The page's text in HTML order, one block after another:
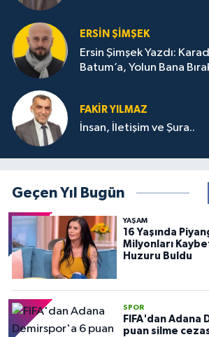
ERSIN ŞIMŞEK
Ersin Şimşek Yazdı:
Batum’a, Yolun Bana
FAKIR YILMAZ
İnsan, İletişim ve Şura..
Geçen Yıl Bugün
YAŞAM
16 Yaşında
Milyonları
Huzuru Buldu
SPOR
FIFA'dan Adana
puan silme